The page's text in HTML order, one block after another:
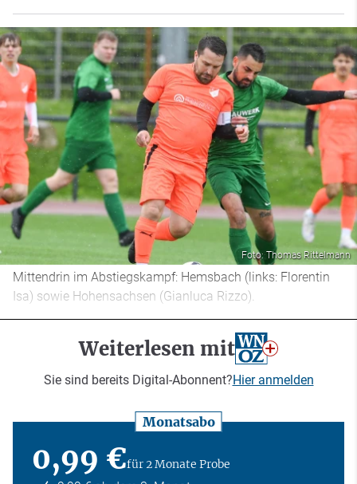
Foto: Thomas Rittelmann
Mittendrin im Abstiegskampf: Hemsbach (links: Florentin
Isa) sowie Hohensachsen (Gianluca Rizzo).
Weiterlesen mit
Sie sind bereits Digital-Abonnent?Hier anmelden
Monatsabo
0,99 €für 2 Monate Probe